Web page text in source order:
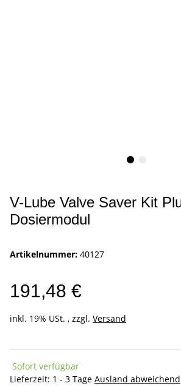
V-Lube Valve Saver Kit
Dosiermodul
Artikelnummer: 40127
191,48 €
inkl. 19% USt. , zzgl. Versand
Sofort verfügbar
Lieferzeit: 1 - 3 Tage Ausland abweichend